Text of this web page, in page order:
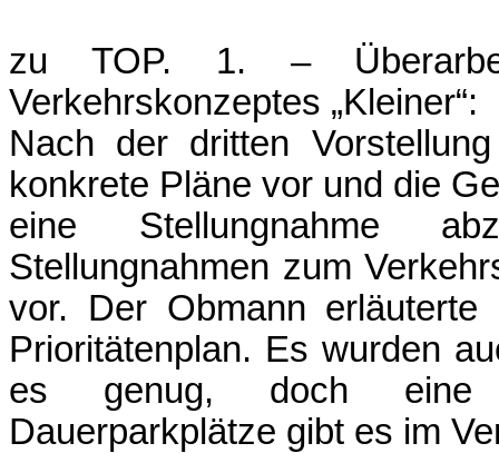
zu TOP. 1. –
Verkehrskonzeptes „Kleiner“:
Nach der dritten
konkrete Pläne vor und die
eine Stellungnahme
Stellungnahmen zum
vor. Der Obmann
Prioritätenplan. Es wurden
es genug, doch eine
Dauerparkplätze gibt es im